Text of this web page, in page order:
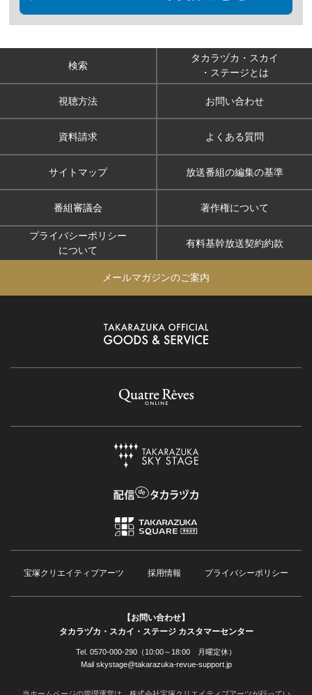
検索
タカラヅカ・スカイ
・ステージとは
視聴方法 お問い合わせ
資料請求 よくある質問
サイトマップ 放送番組の編集の基準
番組審議会 著作権について
プライバシーポリシー
について
有料基幹放送契約約款
メールマガジンのご案内
宝塚クリエイティブアーツ 採用情報 プライバシーポリシー
【お問い合わせ】
タカラヅカ・スカイ・ステージ カスタマーセンター
Tel. 0570-000-290（10:00～18:00 月曜定休）
Mail skystage@takarazuka-revue-support.jp